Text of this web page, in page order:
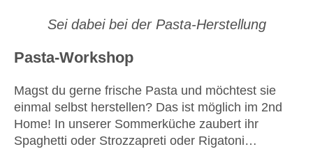
Sei dabei bei der Pasta-Herstellung
Pasta-Workshop
Magst du gerne frische Pasta und möchtest sie
einmal selbst herstellen? Das ist möglich im 2nd
Home! In unserer Sommerküche zaubert ihr
Spaghetti oder Strozzapreti oder Rigatoni…